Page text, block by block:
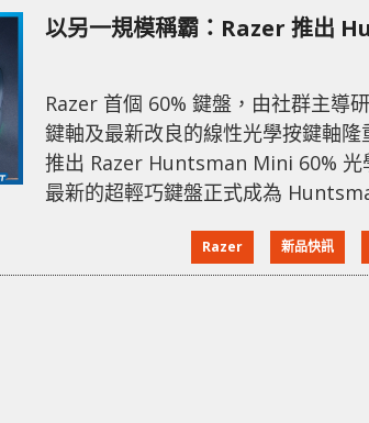
以另一規模稱霸：Razer 推出
Razer 首個 60% 鍵盤，由社群主導
鍵軸及最新改良的線性光學按鍵軸隆重登場
推出 Razer Huntsman Mini 60% 光
最新的超輕巧鍵盤正式成為
White 版本，均有搭載 Razer 有聲
Razer 新品快訊